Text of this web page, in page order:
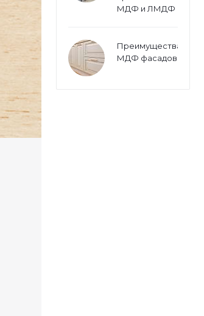
МДФ и ЛМДФ
Преимущества
МДФ фасадов